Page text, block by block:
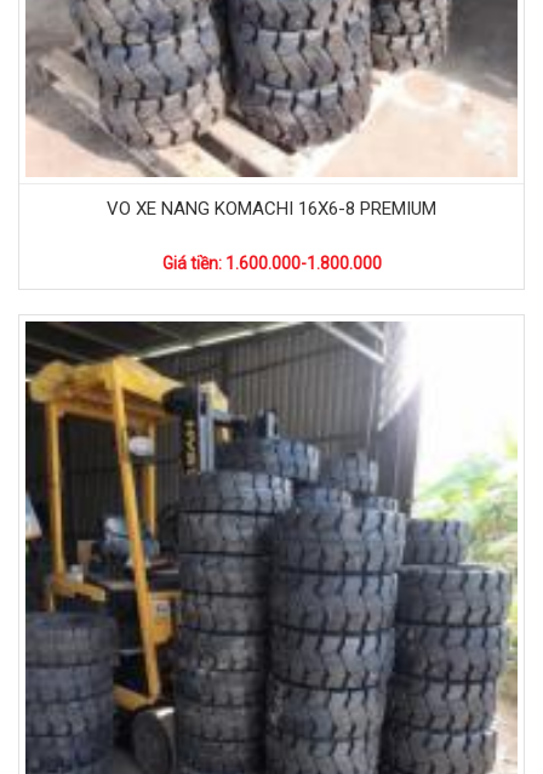
VO XE NANG KOMACHI 16X6-8 PREMIUM
Giá tiền: 1.600.000-1.800.000